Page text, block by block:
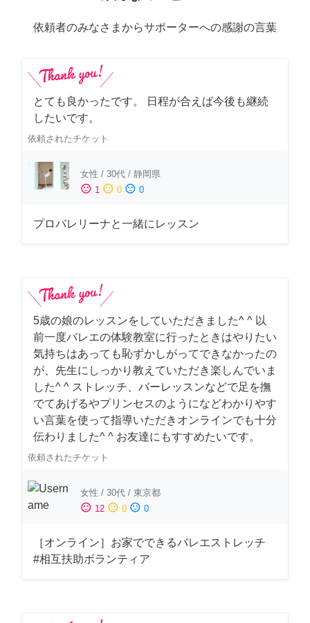
依頼者のみなさまからサポーターへの感謝の言葉
とても良かったです。 日程が合えば今後も継続
したいです。
依頼されたチケット
女性 / 30代 / 静岡県
sentiment_satisfied 1 sentiment_neutral 0 sentiment_dissatisfied 0
プロバレリーナと一緒にレッスン
5歳の娘のレッスンをしていただきました^ ^ 以
前一度バレエの体験教室に行ったときはやりたい
気持ちはあっても恥ずかしがってできなかったの
が、先生にしっかり教えていただき楽しんでいま
した^ ^ ストレッチ、バーレッスンなどで足を撫
でてあげるやプリンセスのようになどわかりやす
い言葉を使って指導いただきオンラインでも十分
伝わりました^ ^ お友達にもすすめたいです。
依頼されたチケット
女性 / 30代 / 東京都
sentiment_satisfied 12 sentiment_neutral 0 sentiment_dissatisfied 0
［オンライン］お家でできるバレエストレッチ
#相互扶助ボランティア